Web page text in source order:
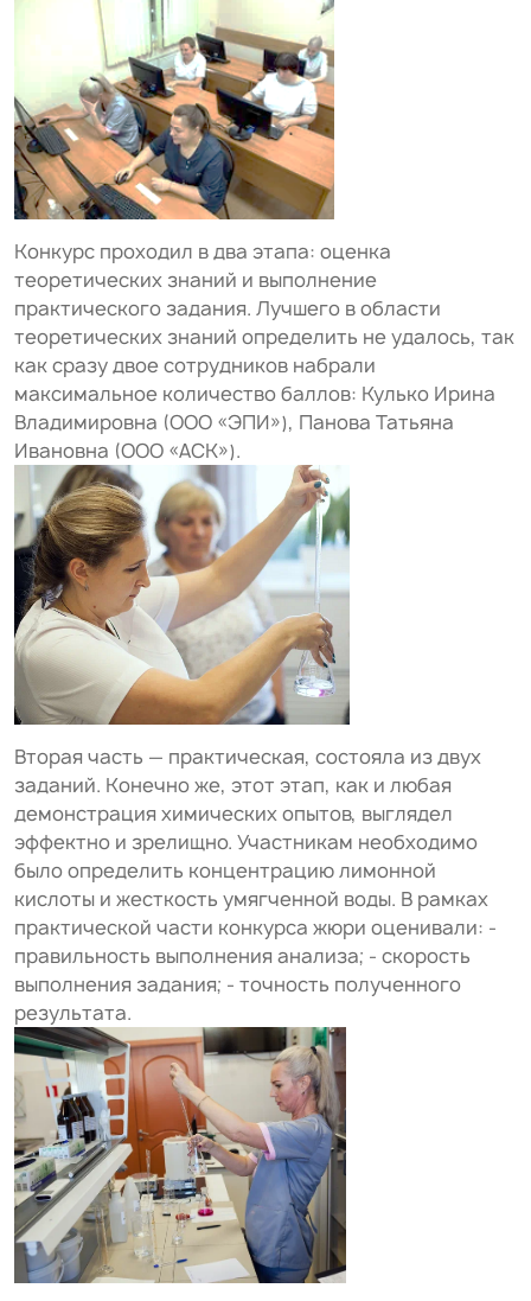
Конкурс проходил в два этапа: оценка
теоретических знаний и выполнение
практического задания. Лучшего в области
теоретических знаний определить не удалось, так
как сразу двое сотрудников набрали
максимальное количество баллов: Кулько Ирина
Владимировна (ООО «ЭПИ»), Панова Татьяна
Ивановна (ООО «АСК»).
Вторая часть — практическая, состояла из двух
заданий. Конечно же, этот этап, как и любая
демонстрация химических опытов, выглядел
эффектно и зрелищно. Участникам необходимо
было определить концентрацию лимонной
кислоты и жесткость умягченной воды. В рамках
практической части конкурса жюри оценивали: -
правильность выполнения анализа; - скорость
выполнения задания; - точность полученного
результата.